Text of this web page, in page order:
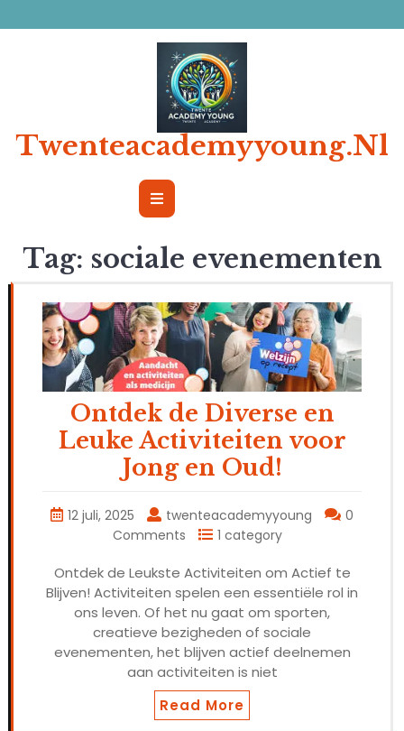
naar
Twenteacademyyoung.nl
Open
Tag: sociale evenementen
Ontdek de Diverse en
Leuke Activiteiten voor
Jong en Oud!
12 juli, 2025 twenteacademyyoung
0
Comments
1 category
Ontdek de Leukste Activiteiten om Actief te
Blijven! Activiteiten spelen een essentiële rol in
ons leven. Of het nu gaat om sporten,
creatieve bezigheden of sociale
evenementen, het blijven actief deelnemen
aan activiteiten is niet
Read More